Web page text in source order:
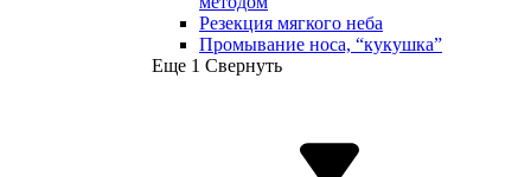
Резекция мягкого неба
Промывание носа, “кукушка”
Еще 1 Свернуть